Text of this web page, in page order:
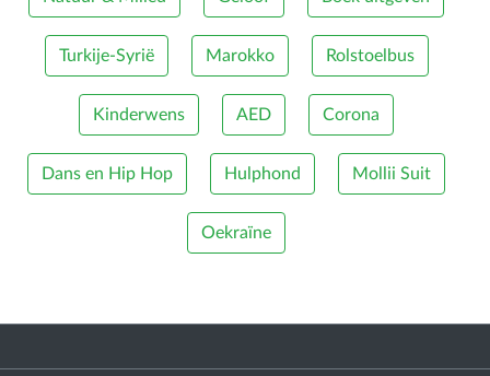
Turkije-Syrië Marokko Rolstoelbus
Kinderwens AED Corona
Dans en Hip Hop Hulphond Mollii Suit
Oekraïne